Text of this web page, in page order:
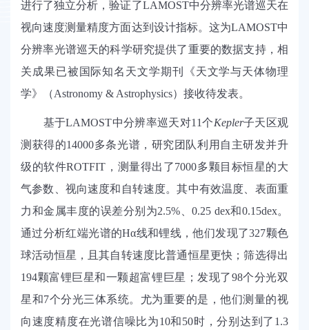
进行了独立分析，验证了LAMOST中分辨率光谱巡天在
视向速度测量精度方面达到设计指标。这为LAMOST中
分辨率光谱巡天的科学研究提供了重要的数据支持，相
关成果已被国际知名 天文学期刊《天文学与天体物理
学》（Astronomy & Astrophysics）接收待发表。
基于LAMOST中分辨率巡天对11个Kepler子天区观
测获得的14000多条光谱，研究团队利用自主研发并升
级的软件ROTFIT ，测量得出了7000多颗目标恒星的大
气参数、视向速度和自转速度。其中有效温度、表面重
力和金属丰度的误差分别为2.5% 0.25 dex和0.15dex。
通过分析红端光谱的Hα线和锂线 ，他们发现了327颗色
球活动恒星，且其自转速度比普通恒星更快；筛选得出
194颗富锂巨星和一颗超富锂巨星；发现了98个分光双
星和7个分光三体系统。尤为重要的是，他们测量的视
向速度精度在光谱信噪比为10和50时，分别达到了 1.3